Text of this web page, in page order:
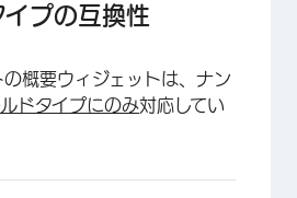
イプの互換性
の概要ウィジェットは、ナン
ドタイプにのみ対応してい